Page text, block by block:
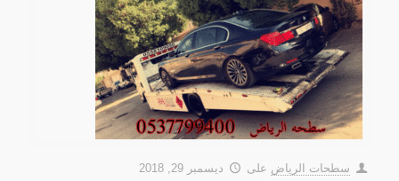
سطحات الرياض على ديسمبر 29, 2018